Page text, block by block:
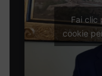
Fai clic
cookie